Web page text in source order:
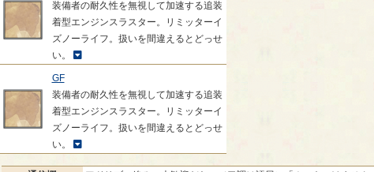
装備者の耐久性を無視して加速する追装
着型エンジンスラスター。リミッターイ
ズノーライフ。扱いを間違えるとどっせ
い。
GF
装備者の耐久性を無視して加速する追装
着型エンジンスラスター。リミッターイ
ズノーライフ。扱いを間違えるとどっせ
い。